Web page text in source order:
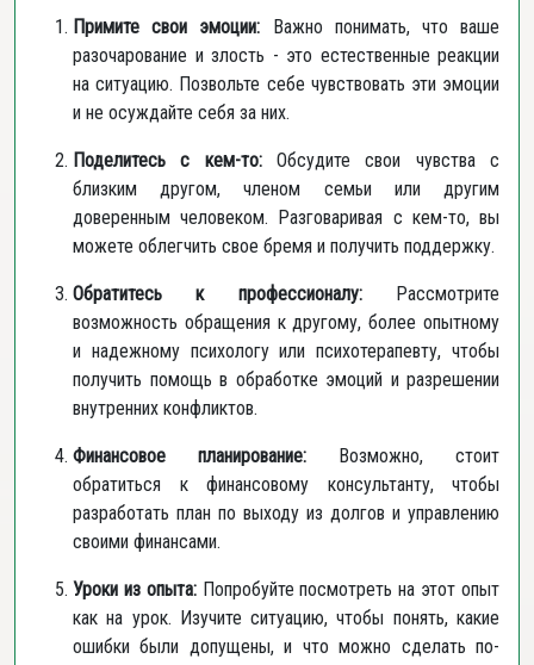
Примите свои эмоции: Важно понимать, что ваше
разочарование и злость - это естественные реакции
на ситуацию. Позвольте себе чувствовать эти эмоции
и не осуждайте себя за них.
Поделитесь с кем-то:Обсудите свои чувства с
близким другом, членом семьи или другим
доверенным человеком. Разговаривая с кем-то, вы
можете облегчить свое бремя и получить поддержку.
Обратитесь к профессионалу:Рассмотрите
возможность обращения к другому, более опытному
и надежному психологу или психотерапевту, чтобы
получить помощь в обработке эмоций и разрешении
внутренних конфликтов.
Финансовое планирование: Возможно, стоит
обратиться к финансовому консультанту, чтобы
разработать план по выходу из долгов и управлению
своими финансами.
Уроки из опыта:Попробуйте посмотреть на этот опыт
как на урок. Изучите ситуацию, чтобы понять, какие
ошибки были допущены, и что можно сделать по-